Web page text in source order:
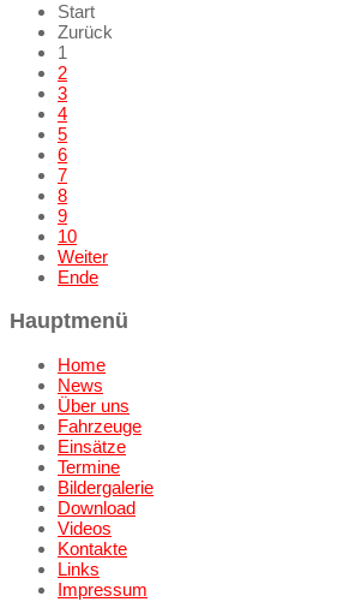
Start
Zurück
1
2
3
4
5
6
7
8
9
10
Weiter
Ende
Hauptmenü
Home
News
Über uns
Fahrzeuge
Einsätze
Termine
Bildergalerie
Download
Videos
Kontakte
Links
Impressum